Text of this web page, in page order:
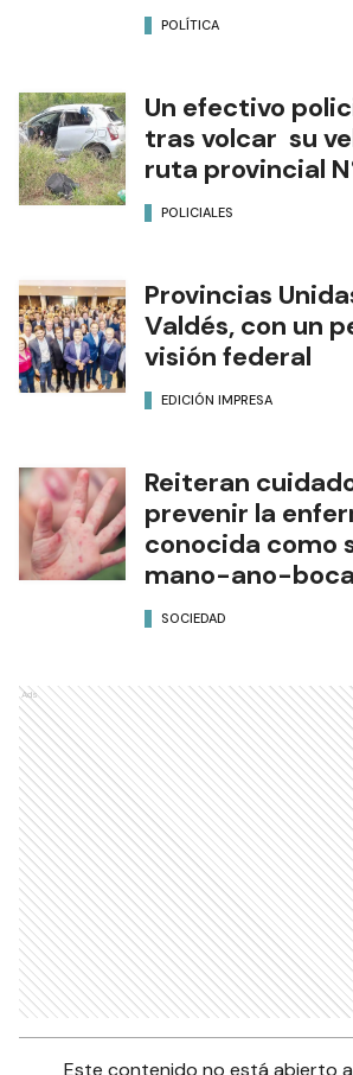
POLÍTICA
Un efectivo
tras volcar su
ruta provincial
POLICIALES
Provincias
Valdés, con un
visión federal
EDICIÓN IMPRESA
Reiteran
prevenir la
conocida como
mano-ano-boca
SOCIEDAD
Ads
Este contenido no está abierto